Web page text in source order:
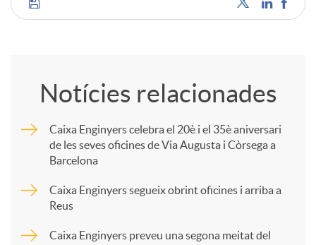
C
Notícies relacionades
Caixa Enginyers celebra el 20è i el 35è aniversari
de les seves oficines de Via Augusta i Còrsega a
Barcelona
Caixa Enginyers segueix obrint oficines i arriba a
Reus
Caixa Enginyers preveu una segona meitat del